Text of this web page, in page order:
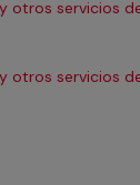
otros servicios
otros servicios